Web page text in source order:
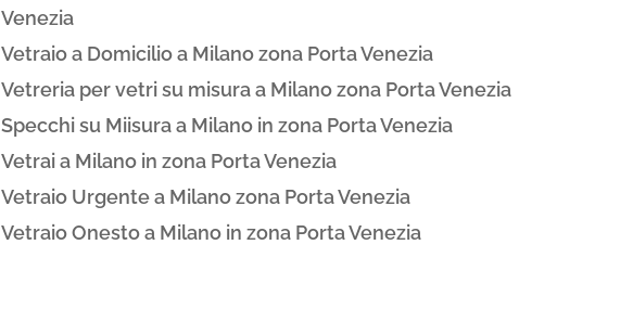
Venezia
Vetraio a Domicilio a Milano zona Porta Venezia
Vetreria per vetri su misura a Milano zona Porta Venezia
Specchi su Miisura a Milano in zona Porta Venezia
Vetrai a Milano in zona Porta Venezia
Vetraio Urgente a Milano zona Porta Venezia
Vetraio Onesto a Milano in zona Porta Venezia